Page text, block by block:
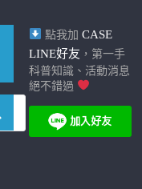
點我加 CASE
LINE好友 ，第一手
科普知識、活動消息
絕不錯過